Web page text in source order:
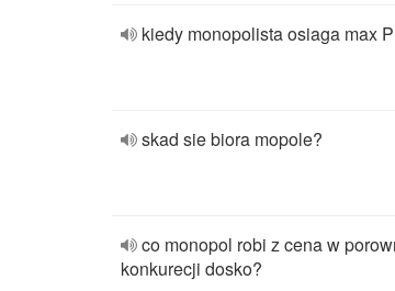
kiedy monopolista osiaga max
skad sie biora mopole?
co monopol robi z cena w
konkurecji dosko?